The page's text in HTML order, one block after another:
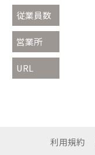
従業員数
営業所
URL
利用規約